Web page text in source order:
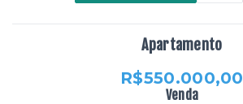
Apartamento
R$550.000,00
Venda